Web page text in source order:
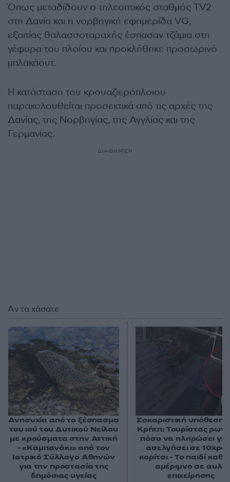
Όπως μεταδίδουν ο τηλεοπτικός σταθμός TV2
στη Δανία και η νορβηγική εφημερίδα VG,
εξαιτίας θαλασσοταραχής έσπασαν τζάμια στη
γέφυρα του πλοίου και προκλήθηκε προσωρινό
μπλακάουτ.
Η κατάσταση του κρουαζιερόπλοιου
παρακολουθείται προσεκτικά από τις αρχές της
Δανίας, της Νορβηγίας, της Αγγλίας και της
Γερμανίας.
ΔΙΑΦΗΜΙΣΗ
Αν τα χάσατε
Ανησυχία από το ξέσπασμα
του ιού του Δυτικού Νείλου
με κρούσματα στην Αττική
- «Καμπανάκι» από τον
Ιατρικό Σύλλογο Αθηνών
για την προστασία της
δημόσιας υγείας
Σοκαριστική υπόθεση
Κρήτη: Τουρίστας
πόσο να πληρώσει
ασελγήσει σε
κορίτσι - Το παιδί
αμέριμνο σε αυλή
επιχείρησης